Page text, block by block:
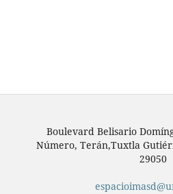
Boulevard Belisario
Número, Terán,Tuxtla
29050